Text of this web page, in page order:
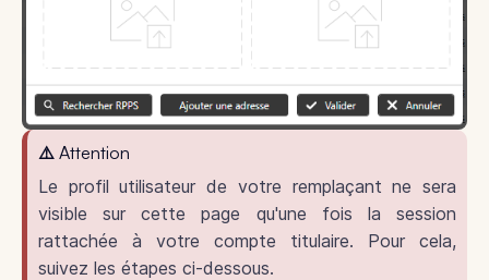
⚠️ Attention
Le profil utilisateur de votre remplaçant ne sera
visible sur cette page qu'une fois la session
rattachée à votre compte titulaire. Pour cela,
suivez les étapes ci-dessous.